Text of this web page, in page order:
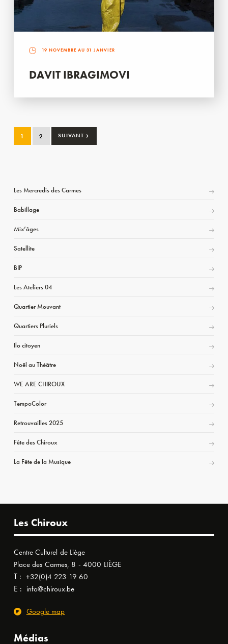
19 NOVEMBRE AU 31 JANVIER
DAVIT IBRAGIMOVI
1 2 SUIVANT ›
Les Mercredis des Carmes
Babillage
Mix’âges
Satellite
BIP
Les Ateliers 04
Quartier Mouvant
Quartiers Pluriels
Ilo citoyen
Noël au Théâtre
WE ARE CHIROUX
TempoColor
Retrouvailles 2025
Fête des Chiroux
La Fête de la Musique
Les Chiroux
Centre Culturel de Liège
Place des Carmes, 8 - 4000 LIÈGE
T : +32(0)4 223 19 60
E : info@chiroux.be
Google map
Médias